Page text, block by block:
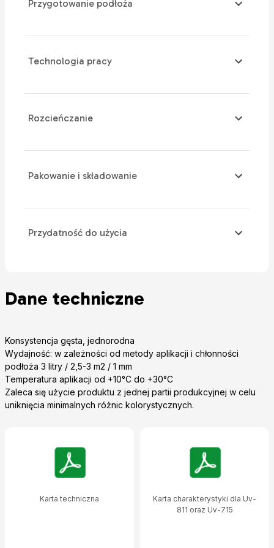
Przygotowanie podłoża
Technologia pracy
Rozcieńczanie
Pakowanie i składowanie
Przydatność do użycia
Dane techniczne
Konsystencja gęsta, jednorodna
Wydajność: w zależności od metody aplikacji i chłonności
podłoża 3 litry / 2,5-3 m2 / 1 mm
Temperatura aplikacji od +10°C do +30°C
Zaleca się użycie produktu z jednej partii produkcyjnej w celu
uniknięcia minimalnych różnic kolorystycznych.
Karta techniczna
Karta charakterystyki dla Uv-
811 oraz Uv-715